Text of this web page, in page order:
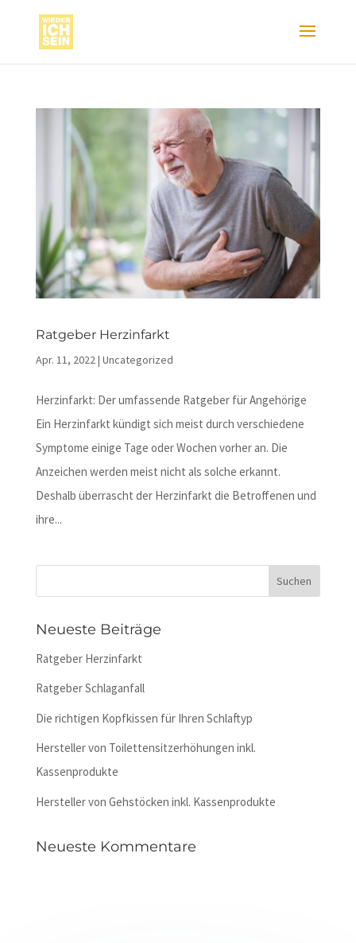
Ratgeber Herzinfarkt
Apr. 11, 2022| Uncategorized
Herzinfarkt: Der umfassende Ratgeber für Angehörige
Ein Herzinfarkt kündigt sich meist durch verschiedene
Symptome einige Tage oder Wochen vorher an. Die
Anzeichen werden meist nicht als solche erkannt.
Deshalb überrascht der Herzinfarkt die Betroffenen und
ihre...
Neueste Beiträge
Ratgeber Herzinfarkt
Ratgeber Schlaganfall
Die richtigen Kopfkissen für Ihren Schlaftyp
Hersteller von Toilettensitzerhöhungen inkl.
Kassenprodukte
Hersteller von Gehstöcken inkl. Kassenprodukte
Neueste Kommentare